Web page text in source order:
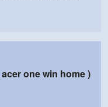
one win home )